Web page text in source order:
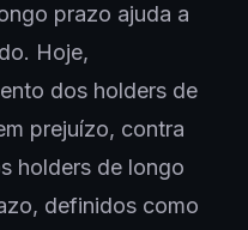
prazo ajuda a
Hoje,
dos holders de
prejuízo, contra
holders de longo
definidos como